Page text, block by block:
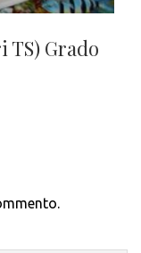
TS) Grado